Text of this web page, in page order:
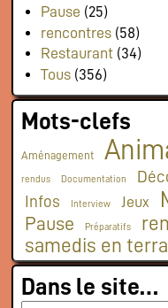
Pause (25)
rencontres(58)
Restaurant(34)
Tous(356)
Mots-clefs
Aménagement
rendus Documentation
Infos Interview Jeux
Pause Préparatifs
samedis en
Dans le site…